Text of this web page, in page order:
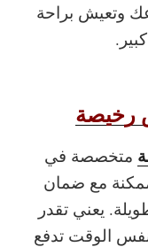
وتعيش براحة
رخيصة
متخصصة في
مع ضمان
يعني تقدر
الوقت تدفع